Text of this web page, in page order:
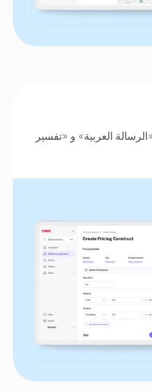
العربية» و «تفسير